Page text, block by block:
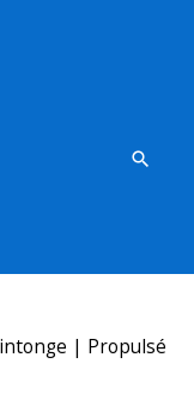
| Propulsé